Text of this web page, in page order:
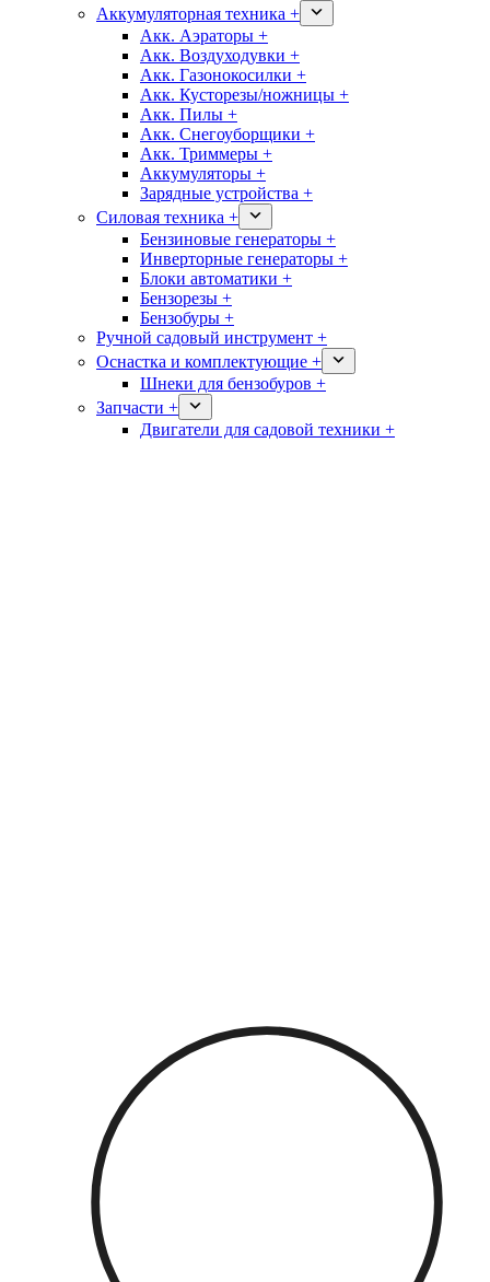
Аккумуляторная техника +
Акк. Аэраторы +
Акк. Воздуходувки +
Акк. Газонокосилки +
Акк. Кусторезы/ножницы +
Акк. Пилы +
Акк. Снегоуборщики +
Акк. Триммеры +
Аккумуляторы +
Зарядные устройства +
Силовая техника +
Бензиновые генераторы +
Инверторные генераторы +
Блоки автоматики +
Бензорезы +
Бензобуры +
Ручной садовый инструмент +
Оснастка и комплектующие +
Шнеки для бензобуров +
Запчасти +
Двигатели для садовой техники +